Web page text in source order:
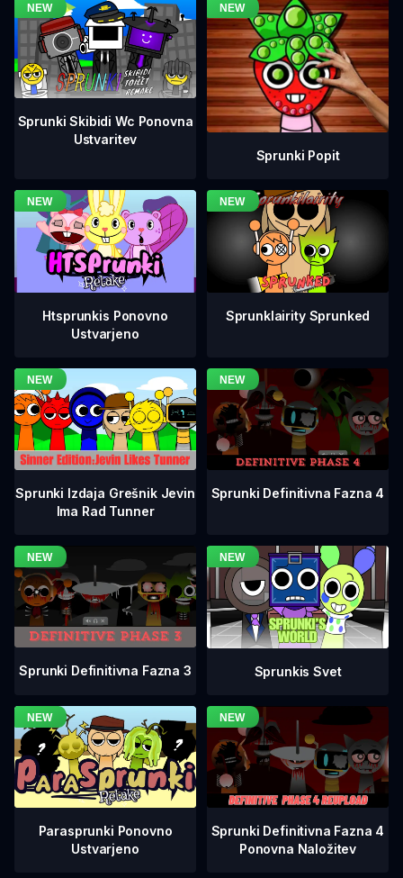
Sprunki Skibidi Wc Ponovna
Ustvaritev
Sprunki Popit
Htsprunkis Ponovno
Ustvarjeno
Sprunklairity Sprunked
Sprunki Izdaja Grešnik Jevin
Ima Rad Tunner
Sprunki Definitivna Fazna 4
Sprunki Definitivna Fazna 3 Sprunkis Svet
Parasprunki Ponovno
Ustvarjeno
Sprunki Definitivna Fazna 4
Ponovna Naložitev